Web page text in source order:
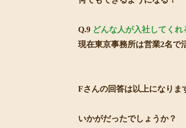
Q.9 どんな人が入社してくれ
現在東京事務所は営業2名で
Fさんの回答は以上になりま
いかがだったでしょうか？